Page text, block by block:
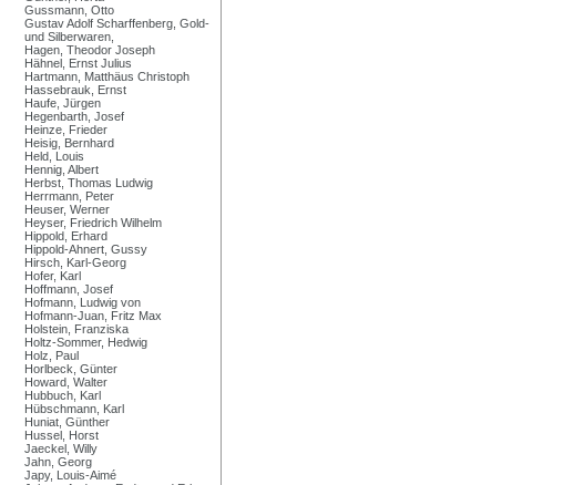
Gussmann, Otto
Gustav Adolf Scharffenberg, Gold-
und Silberwaren,
Hagen, Theodor Joseph
Hähnel, Ernst Julius
Hartmann, Matthäus Christoph
Hassebrauk, Ernst
Haufe, Jürgen
Hegenbarth, Josef
Heinze, Frieder
Heisig, Bernhard
Held, Louis
Hennig, Albert
Herbst, Thomas Ludwig
Herrmann, Peter
Heuser, Werner
Heyser, Friedrich Wilhelm
Hippold, Erhard
Hippold-Ahnert, Gussy
Hirsch, Karl-Georg
Hofer, Karl
Hoffmann, Josef
Hofmann, Ludwig von
Hofmann-Juan, Fritz Max
Holstein, Franziska
Holtz-Sommer, Hedwig
Holz, Paul
Horlbeck, Günter
Howard, Walter
Hubbuch, Karl
Hübschmann, Karl
Huniat, Günther
Hussel, Horst
Jaeckel, Willy
Jahn, Georg
Japy, Louis-Aimé